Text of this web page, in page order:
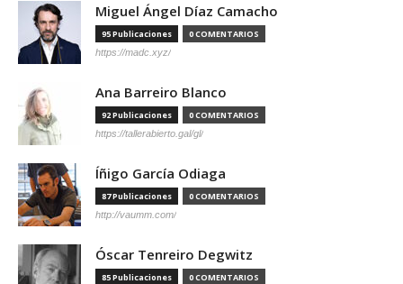
Miguel Ángel Díaz Camacho
95 Publicaciones 0 COMENTARIOS
https://madc.xyz/
Ana Barreiro Blanco
92 Publicaciones 0 COMENTARIOS
https://tallerabierto.gal/gl/
Íñigo García Odiaga
87 Publicaciones 0 COMENTARIOS
http://vaumm.com/
Óscar Tenreiro Degwitz
85 Publicaciones 0 COMENTARIOS